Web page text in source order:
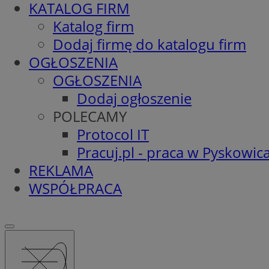
KATALOG FIRM
Katalog firm
Dodaj firmę do katalogu firm
OGŁOSZENIA
OGŁOSZENIA
Dodaj ogłoszenie
POLECAMY
Protocol IT
Pracuj.pl - praca w
REKLAMA
WSPÓŁPRACA